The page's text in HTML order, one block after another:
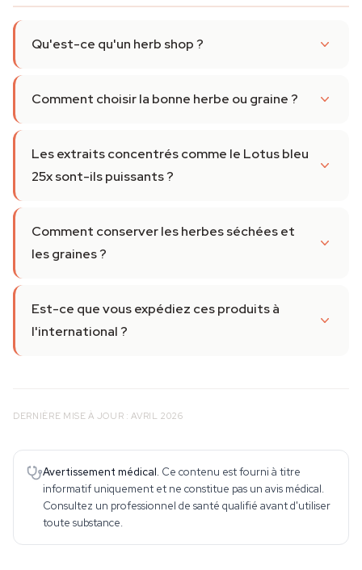
Qu'est-ce qu'un herb shop ?
Comment choisir la bonne herbe ou graine ?
Les extraits concentrés comme le Lotus bleu
25x sont-ils puissants ?
Comment conserver les herbes séchées et
les graines ?
Est-ce que vous expédiez ces produits à
l'international ?
DERNIÈRE MISE À JOUR : AVRIL 2026
Avertissement médical. Ce contenu est fourni à titre
informatif uniquement et ne constitue pas un avis médical.
Consultez un professionnel de santé qualifié avant d'utiliser
toute substance.